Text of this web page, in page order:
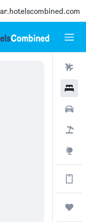
ar.hotelscombined.com
الحصول على